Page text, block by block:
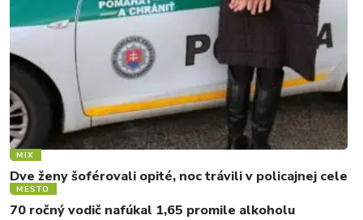
MIX
Dve ženy šoférovali opité, noc trávili v policajnej cele
MESTO
70 ročný vodič nafúkal 1,65 promile alkoholu